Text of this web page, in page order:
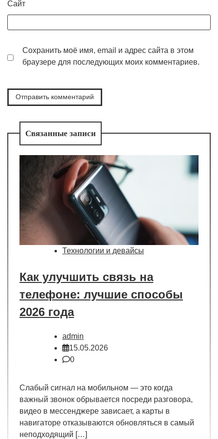
Сайт
Сохранить моё имя, email и адрес сайта в этом
браузере для последующих моих комментариев.
Связанные записи
Технологии и девайсы
Как улучшить связь на
телефоне: лучшие способы
2026 года
admin
15.05.2026
0
Слабый сигнал на мобильном — это когда
важный звонок обрывается посреди разговора,
видео в мессенджере зависает, а карты в
навигаторе отказываются обновляться в самый
неподходящий […]